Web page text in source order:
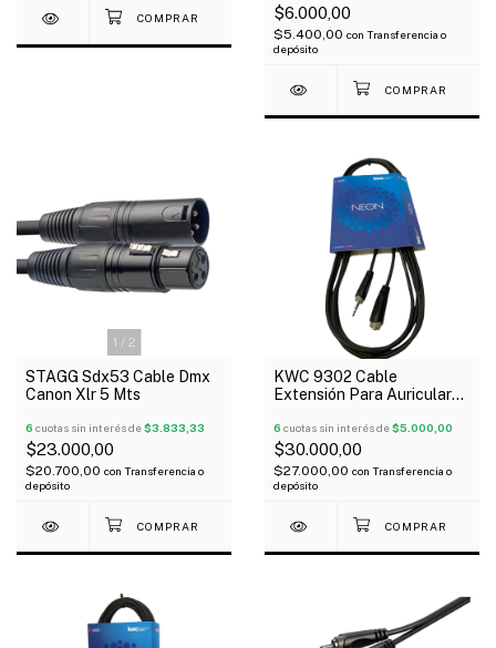
$6.000,00
$5.400,00 con Transferencia o
depósito
1 / 2
STAGG Sdx53 Cable Dmx
Canon Xlr 5 Mts
6 cuotas sin interés de$3.833,33
$23.000,00
$20.700,00 con Transferencia o
depósito
KWC 9302 Cable
Extensión Para Auriculares
6 cuotas sin interés de$5.000,00
$30.000,00
$27.000,00 con Transferencia o
depósito